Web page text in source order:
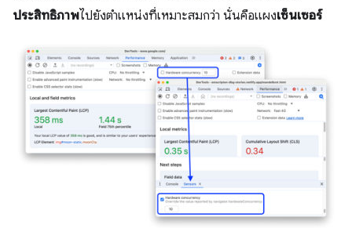
ประสิทธิภาพไปยังตำแหน่งที่เหมาะสมกว่า นั่นคือแผงเซ็นเซอร์